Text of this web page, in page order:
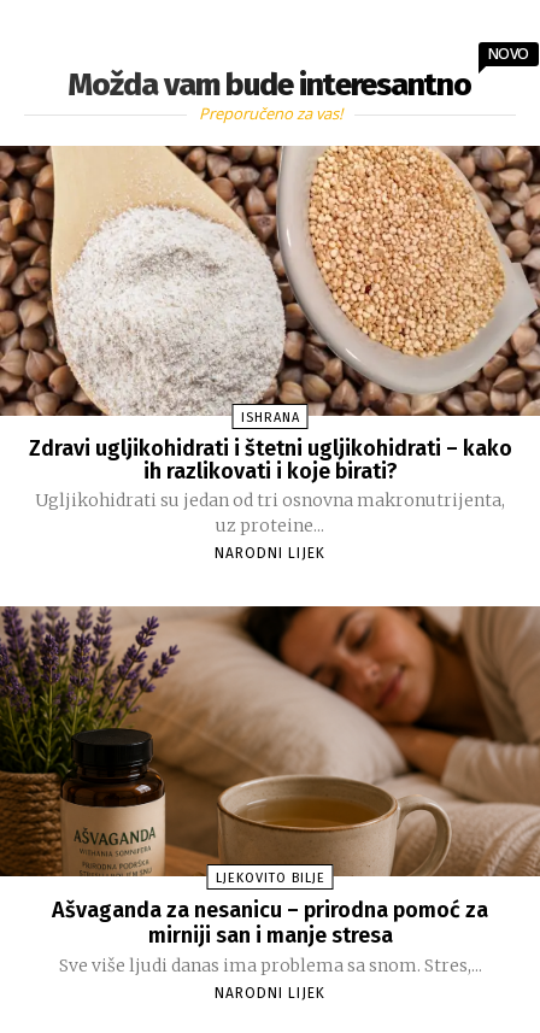
Možda vam bude interesantno
NOVO
Preporučeno za vas!
ISHRANA
Zdravi ugljikohidrati i štetni ugljikohidrati – kako
ih razlikovati i koje birati?
Ugljikohidrati su jedan od tri osnovna makronutrijenta,
uz proteine...
NARODNI LIJEK
LJEKOVITO BILJE
Ašvaganda za nesanicu – prirodna pomoć za
mirniji san i manje stresa
Sve više ljudi danas ima problema sa snom. Stres,...
NARODNI LIJEK